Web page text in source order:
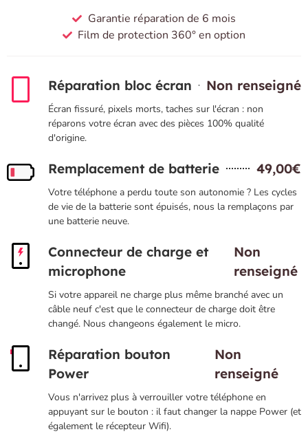
Garantie réparation de 6 mois
Film de protection 360° en option
Réparation bloc écran Non renseigné
Écran fissuré, pixels morts, taches sur l'écran : non
réparons votre écran avec des pièces 100% qualité
d'origine.
Remplacement de batterie 49,00€
Votre téléphone a perdu toute son autonomie ? Les cycles
de vie de la batterie sont épuisés, nous la remplaçons par
une batterie neuve.
Connecteur de charge et
microphone
Non
renseigné
Si votre appareil ne charge plus même branché avec un
câble neuf c'est que le connecteur de charge doit être
changé. Nous changeons également le micro.
Réparation bouton
Power
Non
renseigné
Vous n'arrivez plus à verrouiller votre téléphone en
appuyant sur le bouton : il faut changer la nappe Power (et
également le récepteur Wifi).